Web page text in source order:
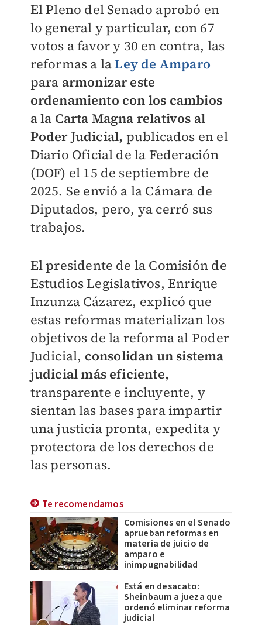
El Pleno del Senado aprobó en
lo general y particular, con 67
votos a favor y 30 en contra, las
reformas a laLey de Amparo
para armonizar este
ordenamiento con los cambios
a la Carta Magna relativos al
Poder Judicial, publicados en el
Diario Oficial de la Federación
(DOF) el 15 de septiembre de
2025. Se envió a la Cámara de
Diputados, pero, ya cerró sus
trabajos.
El presidente de la Comisión de
Estudios Legislativos, Enrique
Inzunza Cázarez, explicó que
estas reformas materializan los
objetivos de la reforma al Poder
Judicial, consolidan un sistema
judicial más eficiente,
transparente e incluyente, y
sientan las bases para impartir
una justicia pronta, expedita y
protectora de los derechos de
las personas.
Te recomendamos
Comisiones en el Senado
aprueban reformas en
materia de juicio de
amparo e
inimpugnabilidad
Está en desacato:
Sheinbaum a jueza que
ordenó eliminar reforma
judicial